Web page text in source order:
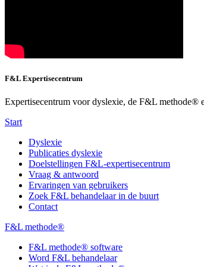
F&L Expertisecentrum
Expertisecentrum voor dyslexie, de F&L methode®
Start
Dyslexie
Publicaties dyslexie
Doelstellingen F&L-expertisecentrum
Vraag & antwoord
Ervaringen van gebruikers
Zoek F&L behandelaar in de buurt
Contact
F&L methode®
F&L methode® software
Word F&L behandelaar